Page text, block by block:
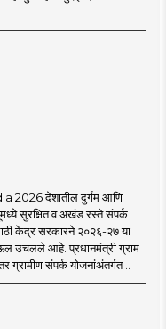
2026 देशातील दुर्गम आणि
सुरक्षित व अखंड रस्ते संपर्क
केंद्र सरकारने २०२६-२७ या
उचलले आहे. प्रधानमंत्री ग्राम
संपर्क योजनांअंतर्गत ..